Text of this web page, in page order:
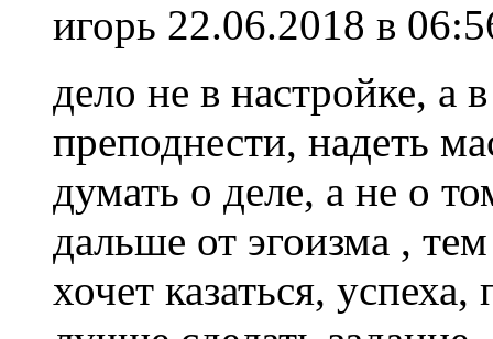
игорь 22.06.2018 в
дело не в настройке, а
преподнести, надеть
думать о деле, а не о
дальше от эгоизма ,
хочет казаться,